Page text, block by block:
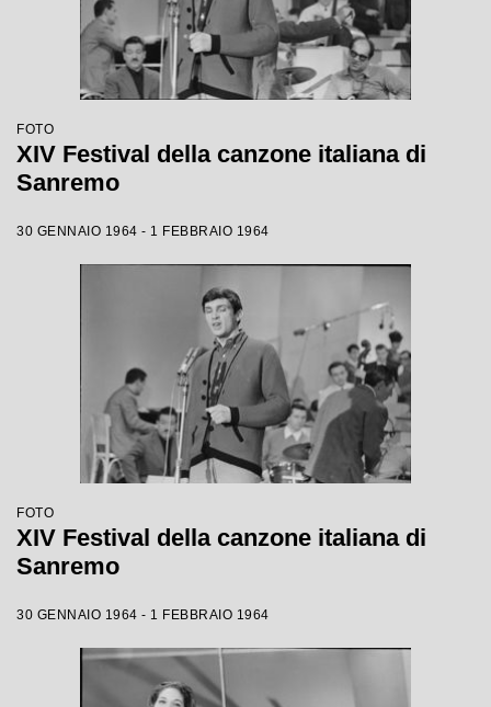
FOTO
XIV Festival della canzone italiana di
Sanremo
30 GENNAIO 1964 - 1 FEBBRAIO 1964
FOTO
XIV Festival della canzone italiana di
Sanremo
30 GENNAIO 1964 - 1 FEBBRAIO 1964